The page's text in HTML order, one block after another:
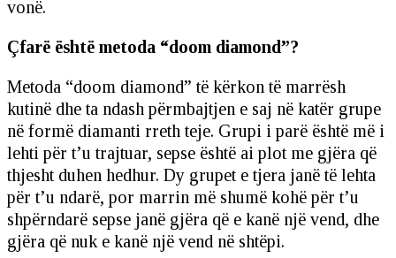
vonë.
Çfarë është metoda “doom diamond”?
Metoda “doom diamond” të kërkon të marrësh
kutinë dhe ta ndash përmbajtjen e saj në katër grupe
në formë diamanti rreth teje. Grupi i parë është më i
lehti për t’u trajtuar, sepse është ai plot me gjëra që
thjesht duhen hedhur. Dy grupet e tjera janë të lehta
për t’u ndarë, por marrin më shumë kohë për t’u
shpërndarë sepse janë gjëra që e kanë një vend, dhe
gjëra që nuk e kanë një vend në shtëpi.